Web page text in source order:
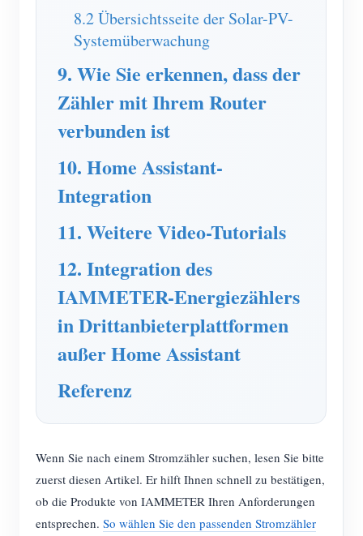
8.2 Übersichtsseite der Solar-PV-
Systemüberwachung
9. Wie Sie erkennen, dass der
Zähler mit Ihrem Router
verbunden ist
10. Home Assistant-
Integration
11. Weitere Video-Tutorials
12. Integration des
IAMMETER-Energiezählers
in Drittanbieterplattformen
außer Home Assistant
Referenz
Wenn Sie nach einem Stromzähler suchen, lesen Sie bitte
zuerst diesen Artikel. Er hilft Ihnen schnell zu bestätigen,
ob die Produkte von IAMMETER Ihren Anforderungen
entsprechen. So wählen Sie den passenden Stromzähler